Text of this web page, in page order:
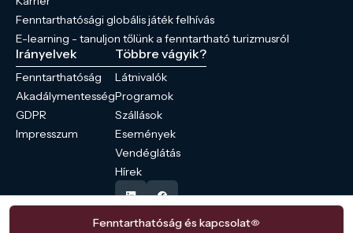
Fenntarthatóság és kapcsolat
Fenntarthatósági globális játék felhívás
E-learning - tanuljon tőlünk a fenntartható turizmusról
Irányelvek
Fenntarthatóság
Akadálymentesség
GDPR
Impresszum
Többre vágyik?
Látnivalók
Programok
Szállások
Események
Vendéglátás
Hírek